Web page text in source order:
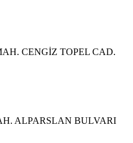
CENGİZ TOPEL CAD.
ALPARSLAN BULVARI